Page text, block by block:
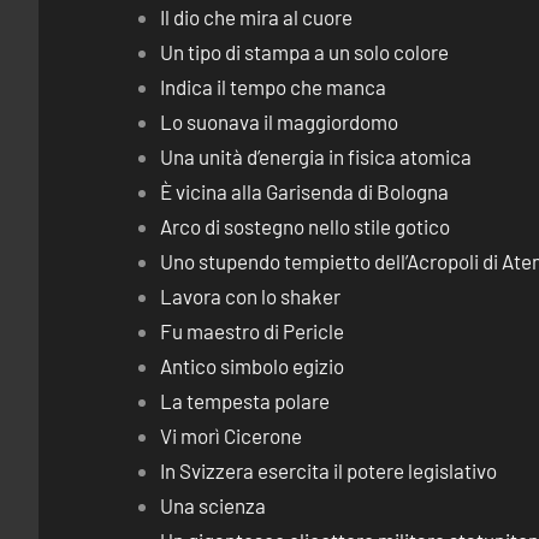
Il dio che mira al cuore
Un tipo di stampa a un solo colore
Indica il tempo che manca
Lo suonava il maggiordomo
Una unità d’energia in fisica atomica
È vicina alla Garisenda di Bologna
Arco di sostegno nello stile gotico
Uno stupendo tempietto dell’Acropoli di
Lavora con lo shaker
Fu maestro di Pericle
Antico simbolo egizio
La tempesta polare
Vi morì Cicerone
In Svizzera esercita il potere legislativo
Una scienza